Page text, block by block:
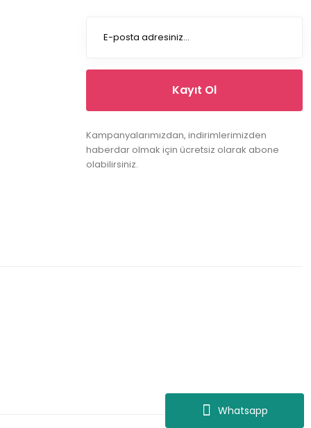
Whatsapp
Kayıt Ol
Kampanyalarımızdan, indirimlerimizden
haberdar olmak için ücretsiz olarak abone
olabilirsiniz.